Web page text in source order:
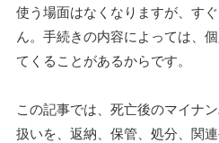
使う場面はなくなりますが、す
ん。手続きの内容によっては、
てくることがあるからです。
この記事では、死亡後のマイナ
扱いを、返納、保管、処分、関